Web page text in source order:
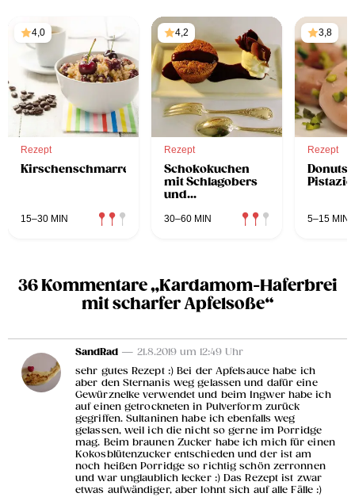
4,0
Rezept
Kirschenschmarren
15–30 MIN
4,2
Rezept
Schokokuchen
mit Schlagobers
und
30–60 MIN
3,8
Rezept
Donuts
5–15 MIN
36 Kommentare „Kardamom-Haferbrei
mit scharfer Apfelsoße“
SandRad — 21.8.2019 um 12:49 Uhr
sehr gutes Rezept :) Bei der Apfelsauce habe ich
aber den Sternanis weg gelassen und dafür eine
Gewürznelke verwendet und beim Ingwer habe ich
auf einen getrockneten in Pulverform zurück
gegriffen. Sultaninen habe ich ebenfalls weg
gelassen, weil ich die nicht so gerne im Porridge
mag. Beim braunen Zucker habe ich mich für einen
Kokosblütenzucker entschieden und der ist am
noch heißen Porridge so richtig schön zerronnen
und war unglaublich lecker :) Das Rezept ist zwar
etwas aufwändiger, aber lohnt sich auf alle Fälle :)